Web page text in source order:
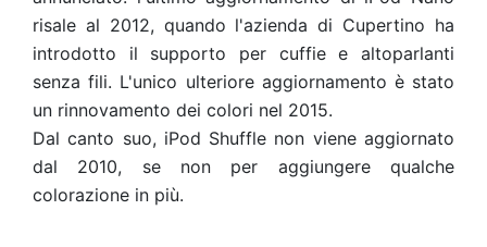
risale al 2012, quando l'azienda di Cupertino ha
introdotto il supporto per cuffie e altoparlanti
senza fili. L'unico ulteriore aggiornamento è stato
un rinnovamento dei colori nel 2015.
Dal canto suo, iPod Shuffle non viene aggiornato
dal 2010, se non per aggiungere qualche
colorazione in più.